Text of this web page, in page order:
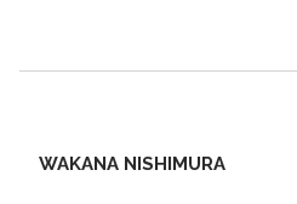
WAKANA NISHIMURA